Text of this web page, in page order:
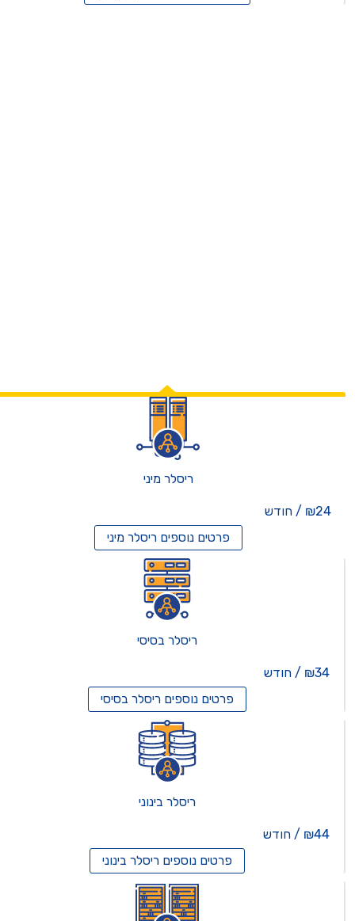
ריסלר מיני
₪24 / חודש
פרטים נוספיםריסלר מיני
ריסלר בסיסי
₪34 / חודש
פרטים נוספיםריסלר בסיסי
ריסלר בינוני
₪44 / חודש
פרטים נוספיםריסלר בינוני